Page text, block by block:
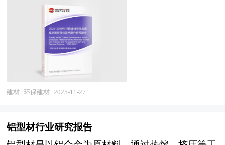
的商业计划书，将会使投资者更快、更好地了解投
资项目，将会使投资者对项目有信心，有热情，动
员促成投资者参与该项目，最终达到为项目筹集资
金的作用。 商业计划书是争取风险投资的敲门
砖。投资者每天会接收到很多商业计划书，商业计
划书的质量和专业性就成为了企业需求投资的关键
商业计划书的制作列为头等大事。一份完备的商业
计划书，不仅是企业能否成功融资的关键因素，同
究服务经验，形成了独特的产业研究及战略投资一
体化服务体系，涉及8000多个细分行业，积累了数
十万份行业研究报告数据库、服务了10000多家企
事业单位，现已成为中国最具影响力的产业研究咨
询综合服务机构。集团下属研究院的产业研究报告
在大量周密的市场调研基础上，主要依据了国家统
计局、国家商务部、国家市场监督管理总局、国家
心、国家海关总署、中国经济景气监测中心、中国
行业研究网、国内外相关报刊杂志的基础信息以及
料体系。该行业范畴涵盖墙体材料、保温材料、装
饰装修材料、涂料、板材、陶瓷砖等二十余个大
类，其价值链贯穿原材料绿色化选择、低能耗制
造、低碳运输、健康使用到末端资源化回收的完整
闭环。作为"双碳"目标在城乡建设领域的核心载
体，环保建材不仅是破解传统建材高能耗、高排放
绿色集约型转变的战略支撑，在国民经济绿色转型
建材 环保建材 2025-11-27
铝型材行业研究报告